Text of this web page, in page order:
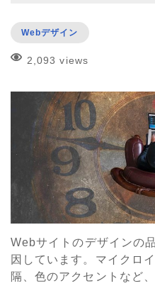
Webデザイン
2,093 views
Webサイトのデザインの
因しています。マイクロ
隔、色のアクセントなど